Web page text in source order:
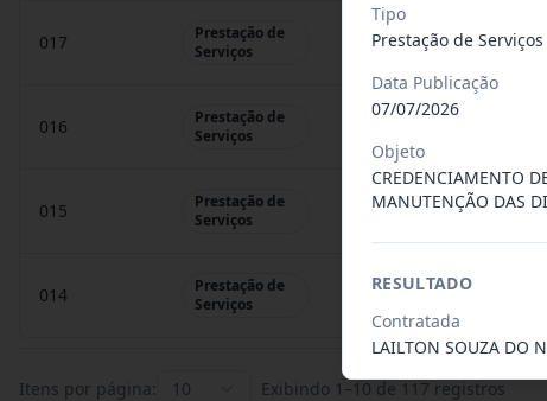
017
Prestação de
Serviços
O presente termo tem
016
Prestação de
Serviços
015
Prestação de
Serviços
O presente termo tem
014
Prestação de
Serviços
O presente termo tem
Itens por página: 10 Exibindo 1 –10 de 117 registros
Tipo
Prestação de Serviços
Data Publicação
07/07/2026
Objeto
CREDENCIAMENTO
MANUTENÇÃO DAS
RESULTADO
Contratada
LAILTON SOUZA DO